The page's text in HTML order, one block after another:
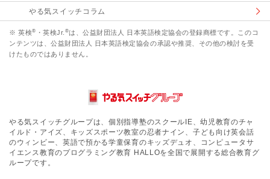
やる気スイッチコラム
※ 英検® ・英検Jr. ®は、公益財団法人 日本英語検定協会の登録商標です。このコ
ンテンツは、公益財団法人 日本英語検定協会の承認や推奨、その他の検討を受
けたものではありません。
やる気スイッチグループは、個別指導塾のスクールIE、幼児教育のチャ
イルド・アイズ、キッズスポーツ教室の忍者ナイン、子ども向け英会話
のウィンビー、英語で預かる学童保育のキッズデュオ、コンピュータサ
イエンス教育のプログラミング教育 HALLOを全国で展開する総合教育グ
ループです。